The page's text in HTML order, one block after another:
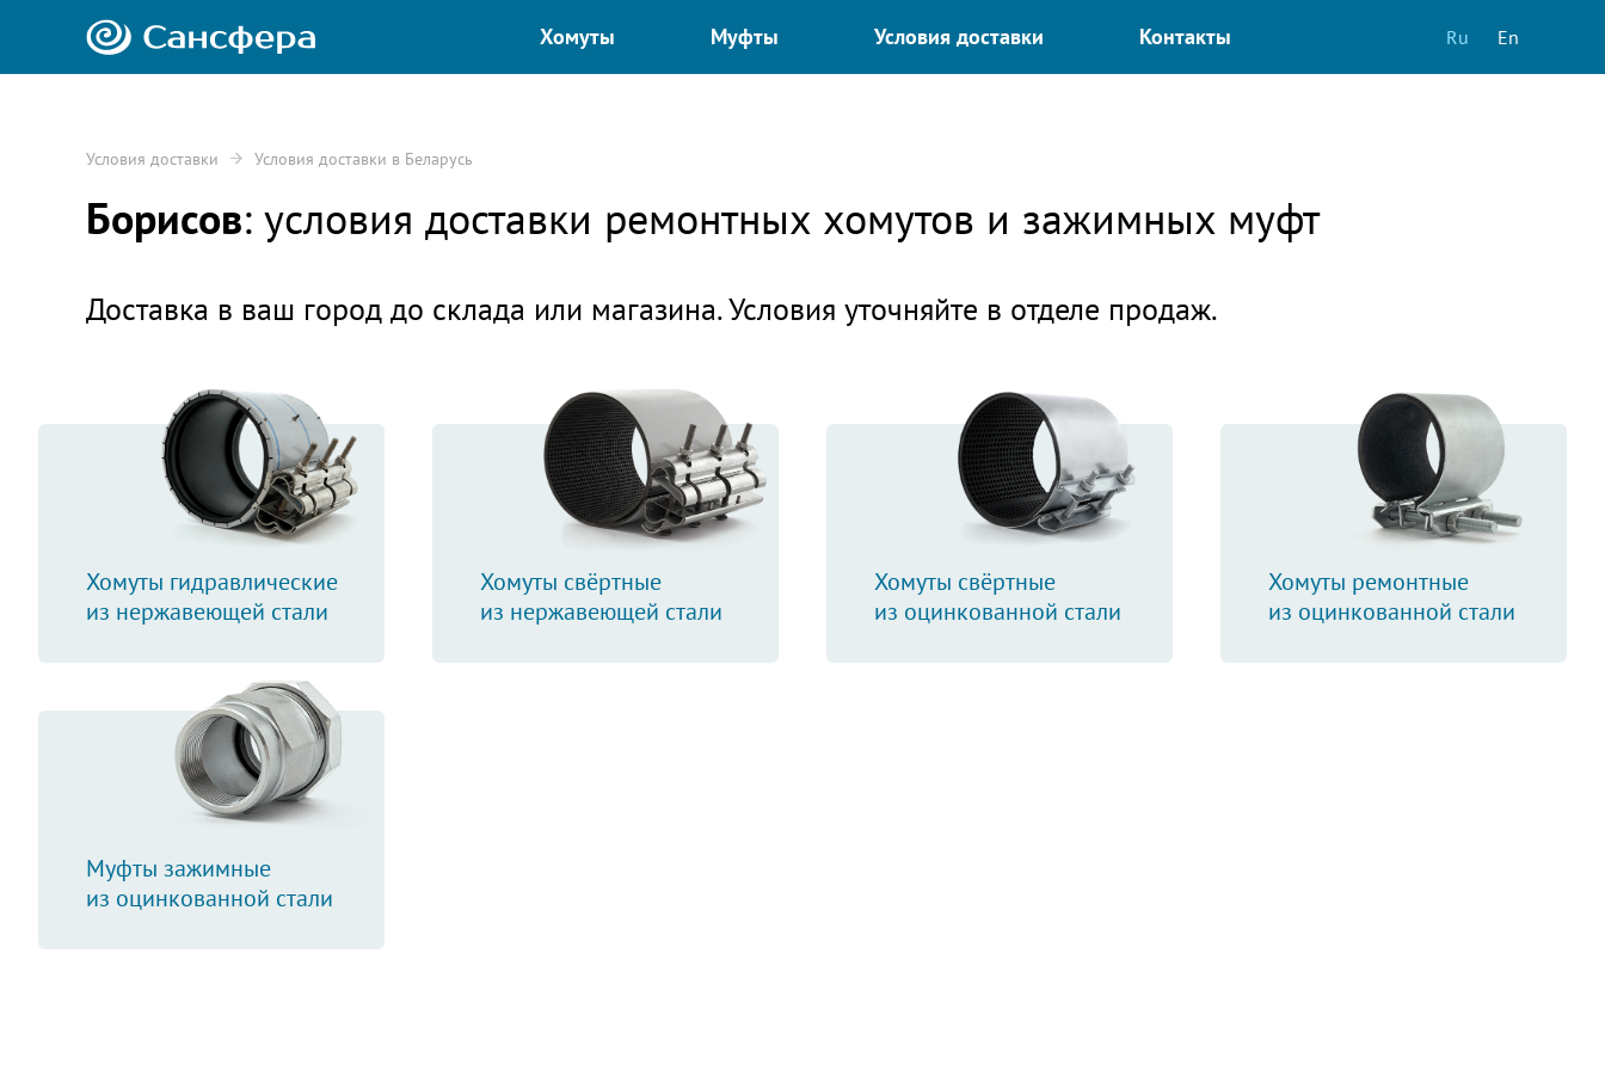
Ru En
Хомуты Муфты Условия доставки Контакты
Условия доставки Условия доставки в Беларусь
Борисов: условия доставки ремонтных хомутов и зажимных муфт
Доставка в ваш город до склада или магазина. Условия уточняйте в отделе продаж.
Хомуты гидравлические
из нержавеющей стали
Хомуты свёртные
из нержавеющей стали
Хомуты свёртные
из оцинкованной стали
Хомуты ремонтные
из оцинкованной стали
Муфты зажимные
из оцинкованной стали